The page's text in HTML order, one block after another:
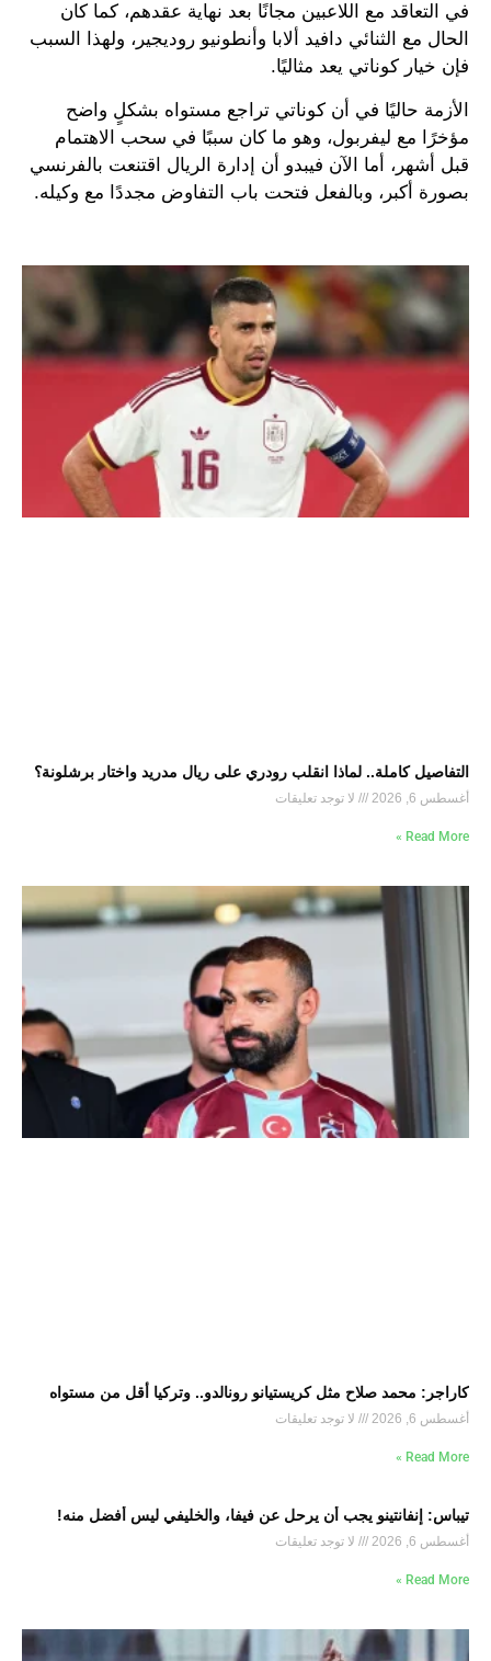
في التعاقد مع اللاعبين مجانًا بعد نهاية عقدهم، كما كان
الحال مع الثنائي دافيد ألابا وأنطونيو روديجير، ولهذا السبب
فإن خيار كوناتي يعد مثاليًا.
الأزمة حاليًا في أن كوناتي تراجع مستواه بشكلٍ واضح
مؤخرًا مع ليفربول، وهو ما كان سببًا في سحب الاهتمام
قبل أشهر، أما الآن فيبدو أن إدارة الريال اقتنعت بالفرنسي
بصورة أكبر، وبالفعل فتحت باب التفاوض مجددًا مع وكيله.
التفاصيل كاملة.. لماذا انقلب رودري على ريال مدريد واختار برشلونة؟
أغسطس 6, 2026 لا توجد تعليقات
Read More »
كاراجر: محمد صلاح مثل كريستيانو رونالدو.. وتركيا أقل من مستواه
أغسطس 6, 2026 لا توجد تعليقات
Read More »
تيباس: إنفانتينو يجب أن يرحل عن فيفا، والخليفي ليس أفضل منه!
أغسطس 6, 2026 لا توجد تعليقات
Read More »